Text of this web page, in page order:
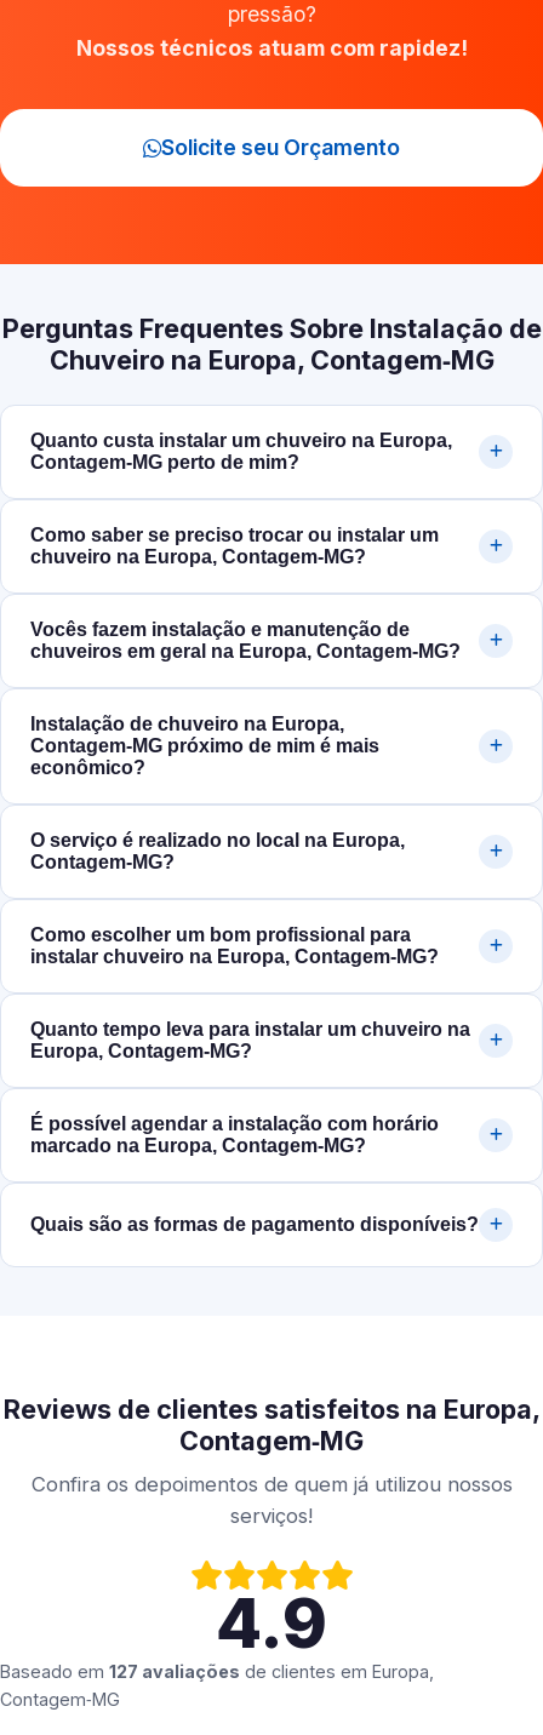
pressão?
Nossos técnicos atuam com rapidez!
Solicite seu Orçamento
Perguntas Frequentes Sobre Instalação de
Chuveiro na Europa, Contagem‑MG
Quanto custa instalar um chuveiro na Europa,
Contagem‑MG perto de mim?
Como saber se preciso trocar ou instalar um
chuveiro na Europa, Contagem‑MG?
Vocês fazem instalação e manutenção de
chuveiros em geral na Europa, Contagem‑MG?
Instalação de chuveiro na Europa,
Contagem‑MG próximo de mim é mais
econômico?
O serviço é realizado no local na Europa,
Contagem‑MG?
Como escolher um bom profissional para
instalar chuveiro na Europa, Contagem‑MG?
Quanto tempo leva para instalar um chuveiro na
Europa, Contagem‑MG?
É possível agendar a instalação com horário
marcado na Europa, Contagem‑MG?
Quais são as formas de pagamento disponíveis?
Reviews de clientes satisfeitos na Europa,
Contagem‑MG
Confira os depoimentos de quem já utilizou nossos
serviços!
4.9
Baseado em 127 avaliações de clientes em Europa,
Contagem‑MG